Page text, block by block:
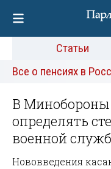
Статьи
Все о пенсиях в
В
определять
военной
Нововведения